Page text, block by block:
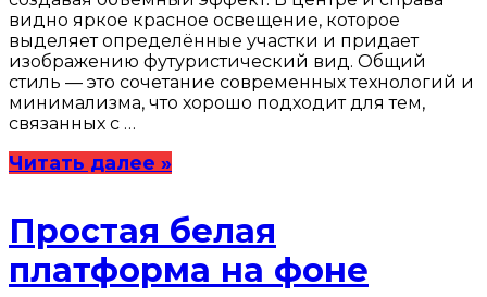
видно яркое красное освещение, которое
выделяет определённые участки и придает
изображению футуристический вид. Общий
стиль — это сочетание современных технологий и
минимализма, что хорошо подходит для тем,
связанных с …
Читать далее »
Простая белая
платформа на фоне